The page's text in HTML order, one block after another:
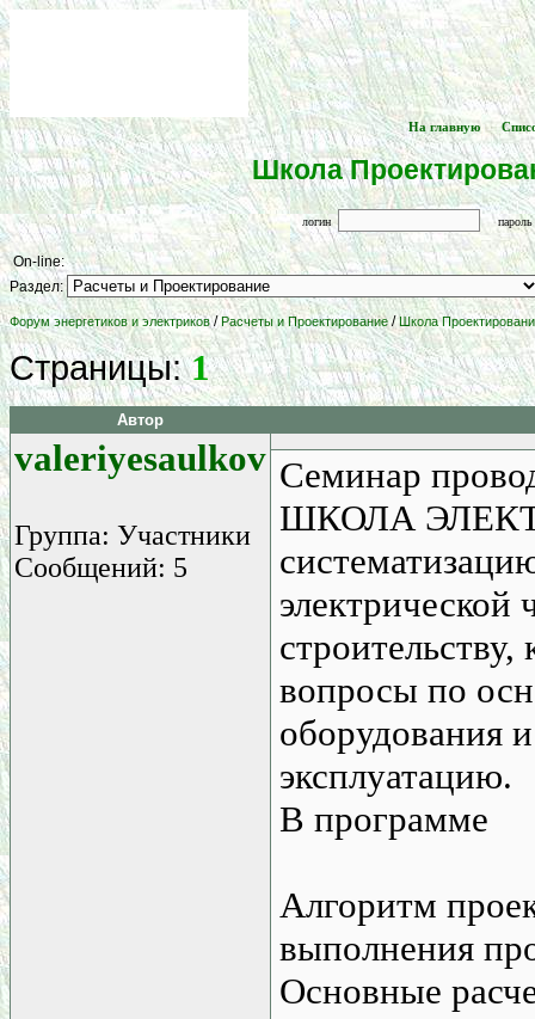
[На главную ] -- [
Школа
логин
On-line:
Раздел:
Форум энергетиков и электриков/Расчеты и Проектирование/Школа
Страницы:1
Автор
valeriyesaulkov
Группа: Участники
Сообщений: 5
Семинар
ШКОЛА
вопросы по
оборудования
эксплуатацию.
В программе
Алгоритм
выполнения
Основные